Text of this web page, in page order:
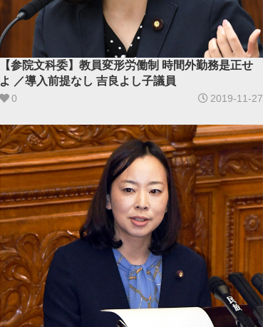
【参院文科委】教員変形労働制 時間外勤務是正せ
よ ／導入前提なし 吉良よし子議員
0 2019-11-27